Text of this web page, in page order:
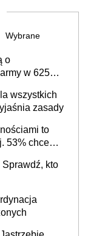
Wybrane
o
w 625
wszystkich
zasady
to
53% chce
Sprawdź, kto